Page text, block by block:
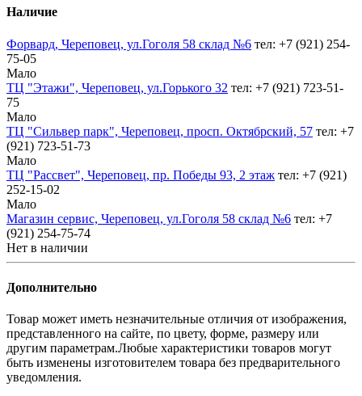
Наличие
Форвард, Череповец, ул.Гоголя 58 склад №6 тел: +7 (921) 254-
75-05
Мало
ТЦ "Этажи", Череповец, ул.Горького 32 тел: +7 (921) 723-51-
75
Мало
ТЦ "Сильвер парк", Череповец, просп. Октябрский, 57 тел: +7
(921) 723-51-73
Мало
ТЦ "Рассвет", Череповец, пр. Победы 93, 2 этаж тел: +7 (921)
252-15-02
Мало
Магазин сервис, Череповец, ул.Гоголя 58 склад №6 тел: +7
(921) 254-75-74
Нет в наличии
Дополнительно
Товар может иметь незначительные отличия от изображения,
представленного на сайте, по цвету, форме, размеру или
другим параметрам.Любые характеристики товаров могут
быть изменены изготовителем товара без предварительного
уведомления.